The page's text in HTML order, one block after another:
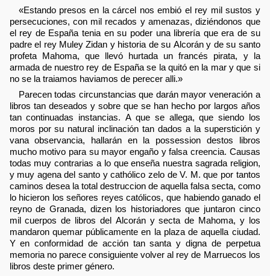
«Estando presos en la cárcel nos embió el rey mil sustos y
persecuciones, con mil recados y amenazas, diziéndonos que
el rey de España tenia en su poder una librería que era de su
padre el rey Muley Zidan y historia de su Alcorán y de su santo
profeta Mahoma, que llevó hurtada un francés pirata, y la
armada de nuestro rey de España se la quitó en la mar y que si
no se la traiamos haviamos de perecer alli.»
Parecen todas circunstancias que darán mayor veneración a
libros tan deseados y sobre que se han hecho por largos años
tan continuadas instancias. A que se allega, que siendo los
moros por su natural inclinación tan dados a la superstición y
vana observancia, hallarán en la possession destos libros
mucho motivo para su mayor engaño y falsa creencia. Causas
todas muy contrarias a lo que enseña nuestra sagrada religion,
y muy agena del santo y cathólico zelo de V. M. que por tantos
caminos desea la total destruccion de aquella falsa secta, como
lo hicieron los señores reyes católicos, que habiendo ganado el
reyno de Granada, dizen los historiadores que juntaron cinco
mil cuerpos de libros del Alcorán y secta de Mahoma, y los
mandaron quemar públicamente en la plaza de aquella ciudad.
Y en conformidad de acción tan santa y digna de perpetua
memoria no parece consiguiente volver al rey de Marruecos los
libros deste primer género.